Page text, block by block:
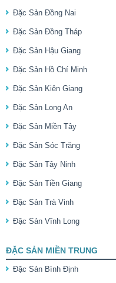
Đặc Sản Đồng Nai
Đặc Sản Đồng Tháp
Đặc Sản Hậu Giang
Đặc Sản Hồ Chí Minh
Đặc Sản Kiên Giang
Đặc Sản Long An
Đặc Sản Miền Tây
Đặc Sản Sóc Trăng
Đặc Sản Tây Ninh
Đặc Sản Tiền Giang
Đặc Sản Trà Vinh
Đặc Sản Vĩnh Long
ĐẶC SẢN MIỀN TRUNG
Đặc Sản Bình Định